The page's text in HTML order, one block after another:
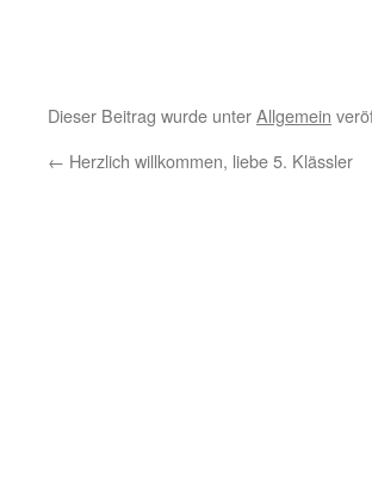
Dieser Beitrag wurde unterAllgemein
← Herzlich willkommen, liebe 5. Klässler